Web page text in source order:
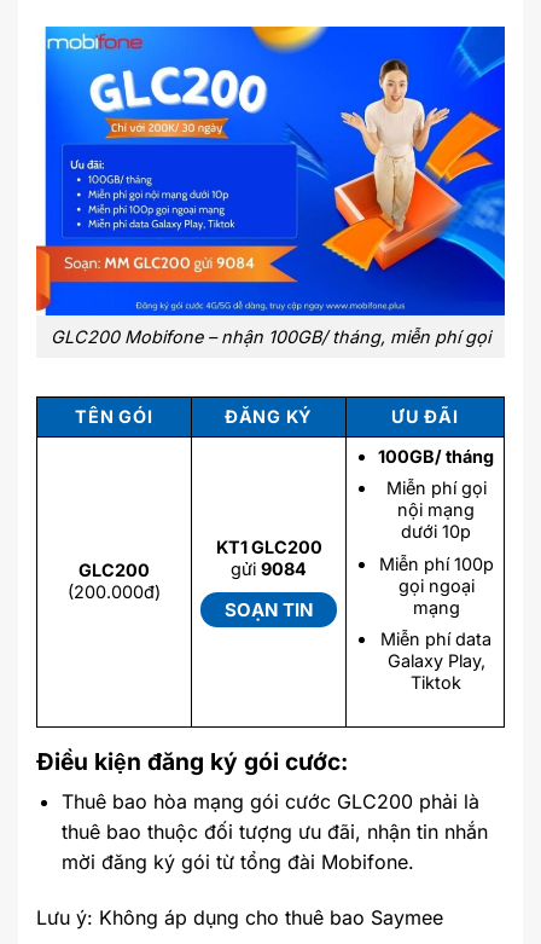
GLC200 Mobifone – nhận 100GB/ tháng, miễn phí gọi
TÊN GÓI ĐĂNG KÝ ƯU ĐÃI
GLC200
(200.000đ)
KT1 GLC200
gửi 9084
SOẠN TIN
100GB/ tháng
Miễn phí gọi
nội mạng
dưới 10p
Miễn phí 100p
gọi ngoại
mạng
Miễn phí data
Galaxy Play,
Tiktok
Điều kiện đăng ký gói cước:
Thuê bao hòa mạng gói cước GLC200 phải là
thuê bao thuộc đối tượng ưu đãi, nhận tin nhắn
mời đăng ký gói từ tổng đài Mobifone.
Lưu ý: Không áp dụng cho thuê bao Saymee